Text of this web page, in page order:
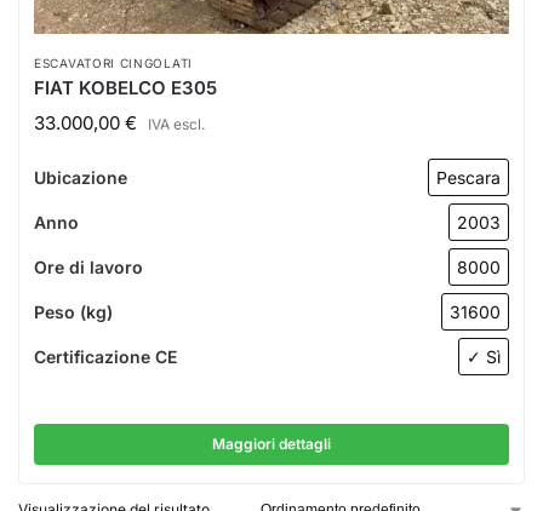
ESCAVATORI CINGOLATI
FIAT KOBELCO E305
33.000,00 € IVA escl.
Ubicazione Pescara
Anno 2003
Ore di lavoro 8000
Peso (kg) 31600
Certificazione CE ✓ Sì
Maggiori dettagli